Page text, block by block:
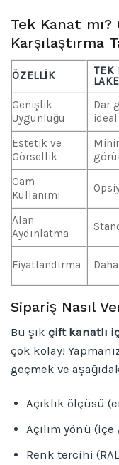
Tek Kanat
Karşılaştırma
ÖZELLIK
TEK
Genişlik
Uygunluğu
Dar
ideal
Estetik ve
Görsellik
Cam
Kullanımı
Alan
Aydınlatma
Fiyatlandırma
Sipariş Nasıl
Bu şık çift kanatlı
çok kolay!
geçmek ve
Açıklık ölçüsü
Açılım yönü (içe
Renk tercihi